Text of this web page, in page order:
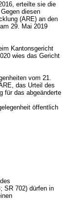
erteilte sie die
diesen
(ARE) an den
29. Mai 2019
Kantonsgericht
wies das Gericht
vom 21.
das Urteil des
für das abgeänderte
öffentlich
SR 702) dürfen in